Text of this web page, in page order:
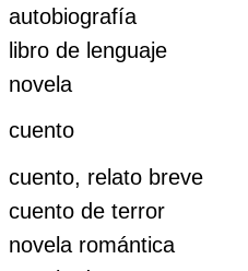
autobiografía
libro de lenguaje
novela
cuento
cuento, relato breve
cuento de terror
novela romántica